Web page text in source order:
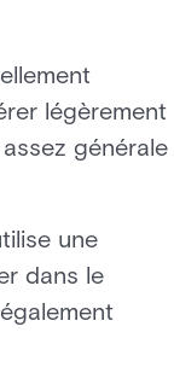
légèrement
générale
une
dans le